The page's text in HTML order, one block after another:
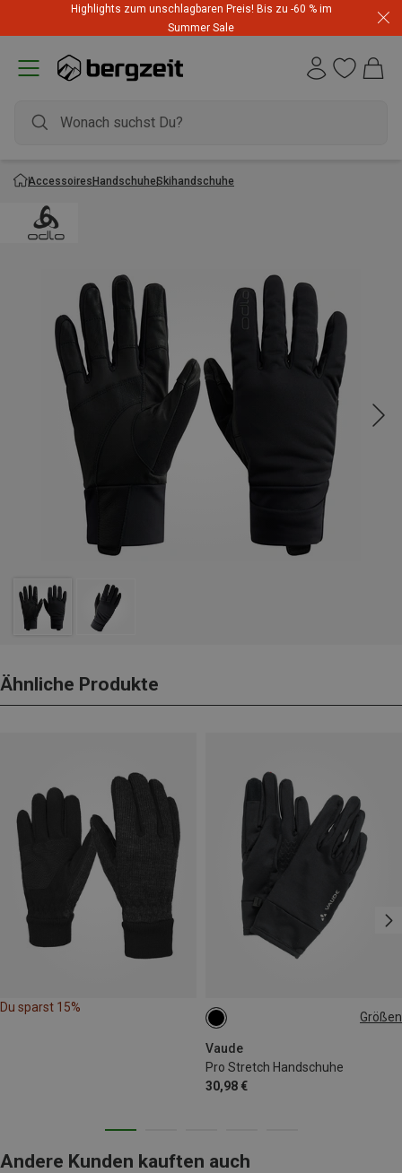
Highlights zum unschlagbaren Preis! Bis zu -60 % im
Summer Sale
AccessoiresHandschuheSkihandschuhe
Ähnliche Produkte
Du sparst 15%
Größen
Vaude
Pro Stretch Handschuhe
30,98 €
5
Andere Kunden kauften auch